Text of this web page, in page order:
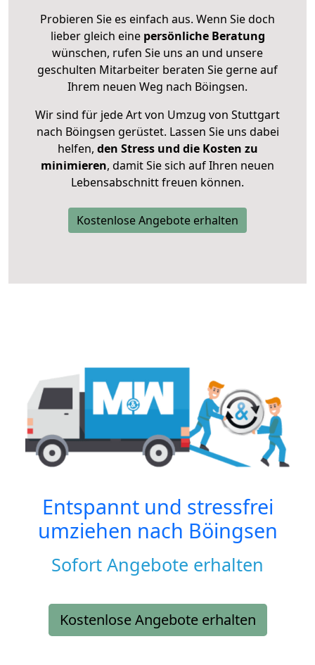
Probieren Sie es einfach aus. Wenn Sie doch
lieber gleich eine persönliche Beratung
wünschen, rufen Sie uns an und unsere
geschulten Mitarbeiter beraten Sie gerne auf
Ihrem neuen Weg nach Böingsen.
Wir sind für jede Art von Umzug von Stuttgart
nach Böingsen gerüstet. Lassen Sie uns dabei
helfen, den Stress und die Kosten zu
minimieren, damit Sie sich auf Ihren neuen
Lebensabschnitt freuen können.
Kostenlose Angebote erhalten
Entspannt und stressfrei
umziehen nach Böingsen
Sofort Angebote erhalten
Kostenlose Angebote erhalten